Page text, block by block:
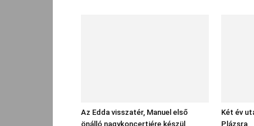
Az Edda visszatér, Manuel első
önálló nagykoncertjére készül
Két év
Plázsra